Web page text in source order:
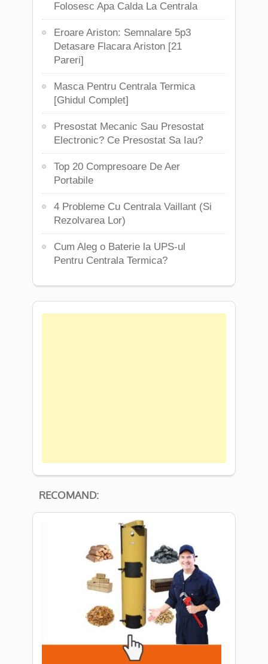
Folosesc Apa Calda La Centrala
Eroare Ariston: Semnalare 5p3
Detasare Flacara Ariston [21
Pareri]
Masca Pentru Centrala Termica
[Ghidul Complet]
Presostat Mecanic Sau Presostat
Electronic? Ce Presostat Sa Iau?
Top 20 Compresoare De Aer
Portabile
4 Probleme Cu Centrala Vaillant (Si
Rezolvarea Lor)
Cum Aleg o Baterie la UPS-ul
Pentru Centrala Termica?
RECOMAND: